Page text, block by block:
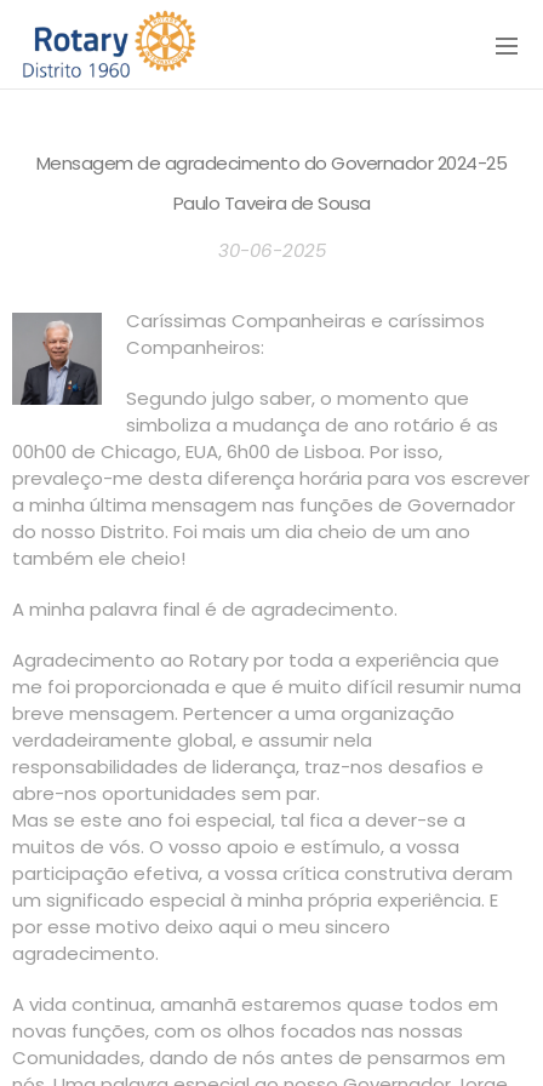
Menu
Mensagem de agradecimento do Governador 2024-25
Paulo Taveira de Sousa
30-06-2025
Caríssimas Companheiras e caríssimos
Companheiros:
Segundo julgo saber, o momento que
simboliza a mudança de ano rotário é as
00h00 de Chicago, EUA, 6h00 de Lisboa. Por isso,
prevaleço-me desta diferença horária para vos escrever
a minha última mensagem nas funções de Governador
do nosso Distrito. Foi mais um dia cheio de um ano
também ele cheio!
A minha palavra final é de agradecimento.
Agradecimento ao Rotary por toda a experiência que
me foi proporcionada e que é muito difícil resumir numa
breve mensagem. Pertencer a uma organização
verdadeiramente global, e assumir nela
responsabilidades de liderança, traz-nos desafios e
abre-nos oportunidades sem par.
Mas se este ano foi especial, tal fica a dever-se a
muitos de vós. O vosso apoio e estímulo, a vossa
participação efetiva, a vossa crítica construtiva deram
um significado especial à minha própria experiência. E
por esse motivo deixo aqui o meu sincero
agradecimento.
A vida continua, amanhã estaremos quase todos em
novas funções, com os olhos focados nas nossas
Comunidades, dando de nós antes de pensarmos em